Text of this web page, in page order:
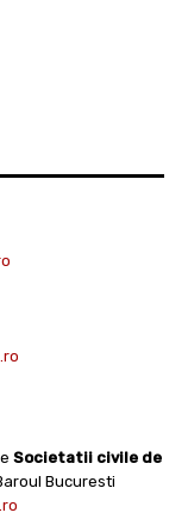
Societatii civile de
Bucuresti